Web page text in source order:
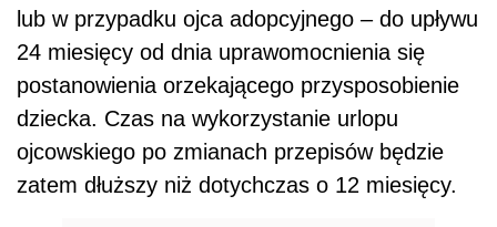
lub w przypadku ojca adopcyjnego – do upływu
24 miesięcy od dnia uprawomocnienia się
postanowienia orzekającego przysposobienie
dziecka. Czas na wykorzystanie urlopu
ojcowskiego po zmianach przepisów będzie
zatem dłuższy niż dotychczas o 12 miesięcy.